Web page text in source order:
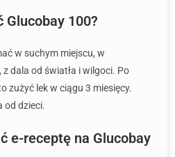
100?
w suchym miejscu, w
dala od światła i wilgoci. Po
zużyć lek w ciągu 3 miesięcy.
od dzieci.
e-receptę na Glucobay